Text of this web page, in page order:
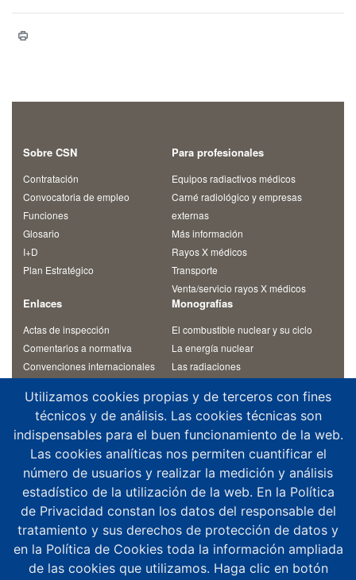
Sobre CSN
Contratación
Convocatoria de empleo
Funciones
Glosario
I+D
Plan Estratégico
Para profesionales
Equipos radiactivos médicos
Carné radiológico y empresas
externas
Más información
Rayos X médicos
Transporte
Venta/servicio rayos X médicos
Enlaces
Actas de inspección
Comentarios a normativa
Convenciones internacionales
Normativa
Revista Alfa
Monografías
El combustible nuclear y su ciclo
La energía nuclear
Las radiaciones
Residuos radiactivos
Temas de interés
Contacto
¿Dónde estamos?
Aplicaciones móviles
Agenda altos cargos
Buzón de consultas
Denuncias y notificaciones
Registro del CSN
Utilizamos cookies propias y de terceros con fines
técnicos y de análisis. Las cookies técnicas son
indispensables para el buen funcionamiento de la web.
Las cookies analíticas nos permiten cuantificar el
número de usuarios y realizar la medición y análisis
estadístico de la utilización de la web. En la Política
de Privacidad constan los datos del responsable del
tratamiento y sus derechos de protección de datos y
en la Política de Cookies toda la información ampliada
de las cookies que utilizamos. Haga clic en botón